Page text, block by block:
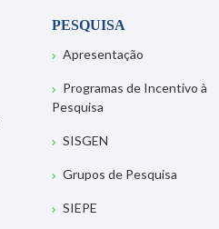
PESQUISA
Apresentação
Programas de Incentivo à
Pesquisa
SISGEN
Grupos de Pesquisa
SIEPE